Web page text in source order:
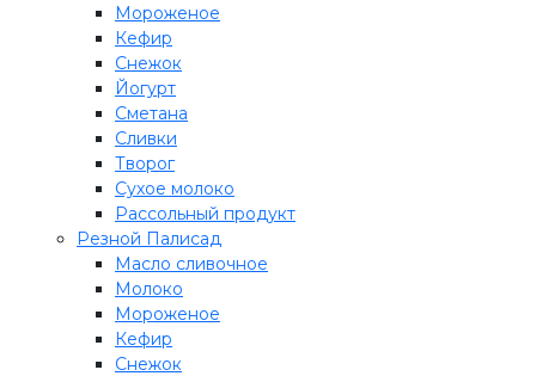
Мороженое
Кефир
Снежок
Йогурт
Сметана
Сливки
Творог
Сухое молоко
Рассольный продукт
Резной Палисад
Масло сливочное
Молоко
Мороженое
Кефир
Снежок